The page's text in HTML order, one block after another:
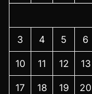
3 4 5 6
10 11 12 13
17 18 19 20